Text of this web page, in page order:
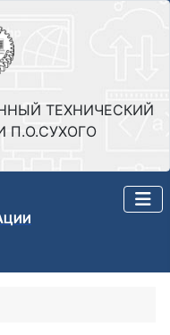
ТЕХНИЧЕСКИЙ
П.О.СУХОГО